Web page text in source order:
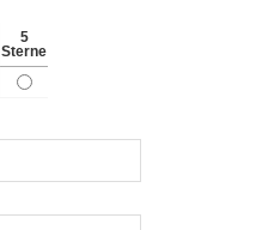
5
Sterne